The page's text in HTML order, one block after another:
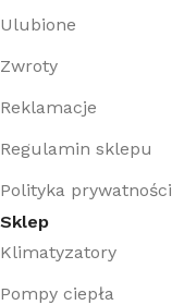
Ulubione
Zwroty
Reklamacje
Regulamin sklepu
Polityka prywatności
Sklep
Klimatyzatory
Pompy ciepła